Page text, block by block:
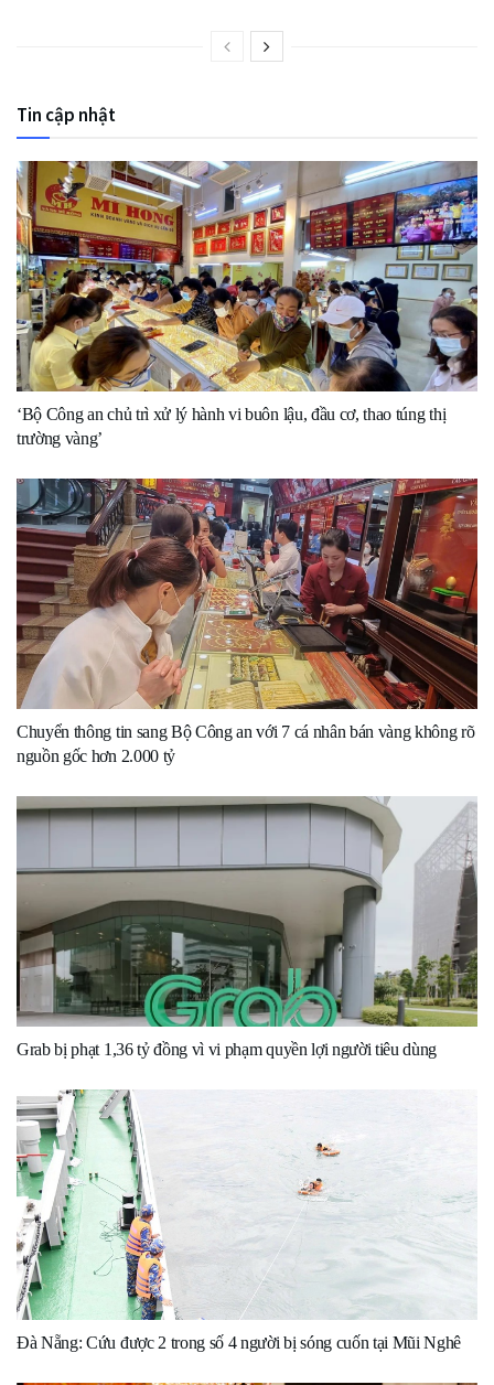
Tin cập nhật
‘Bộ Công an chủ trì xử lý hành vi buôn lậu, đầu cơ, thao túng thị
trường vàng’
Chuyển thông tin sang Bộ Công an với 7 cá nhân bán vàng không rõ
nguồn gốc hơn 2.000 tỷ
Grab bị phạt 1,36 tỷ đồng vì vi phạm quyền lợi người tiêu dùng
Đà Nẵng: Cứu được 2 trong số 4 người bị sóng cuốn tại Mũi Nghê